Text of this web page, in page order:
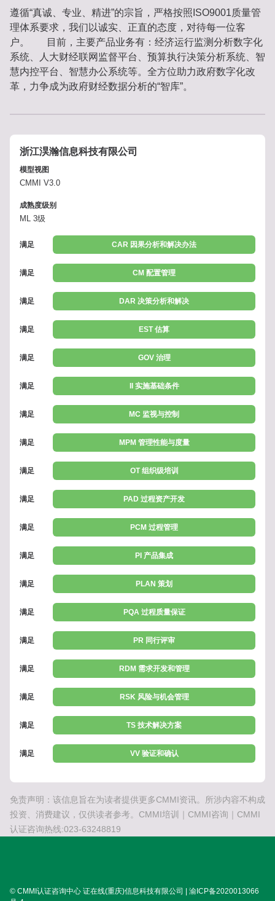
遵循“真诚、专业、精进”的宗旨，严格按照ISO9001质量管
理体系要求，我们以诚实、正直的态度，对待每一位客
户。 目前，主要产品业务有：经济运行监测分析数字化
系统、人大财经联网监督平台、预算执行决策分析系统、智
慧内控平台、智慧办公系统等。全方位助力政府数字化改
革，力争成为政府财经数据分析的“智库”。
浙江淏瀚信息科技有限公司
模型视图
CMMI V3.0
成熟度级别
ML 3级
满足 CAR 因果分析和解决办法
满足 CM 配置管理
满足 DAR 决策分析和解决
满足 EST 估算
满足 GOV 治理
满足 II 实施基础条件
满足 MC 监视与控制
满足 MPM 管理性能与度量
满足 OT 组织级培训
满足 PAD 过程资产开发
满足 PCM 过程管理
满足 PI 产品集成
满足 PLAN 策划
满足 PQA 过程质量保证
满足 PR 同行评审
满足 RDM 需求开发和管理
满足 RSK 风险与机会管理
满足 TS 技术解决方案
满足 VV 验证和确认
免责声明：该信息旨在为读者提供更多CMMI资讯。所涉内容不构成
投资、消费建议，仅供读者参考。CMMI培训｜CMMI咨询｜CMMI
认证咨询热线:023-63248819
© CMMI认证咨询中心 证在线(重庆)信息科技有限公司 | 渝ICP备2020013066